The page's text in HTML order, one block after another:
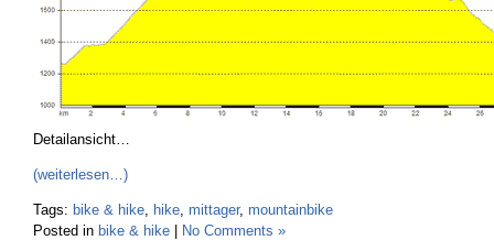
Detailansicht…
(weiterlesen…)
Tags: bike & hike, hike, mittager, mountainbike
Posted in bike & hike No Comments »